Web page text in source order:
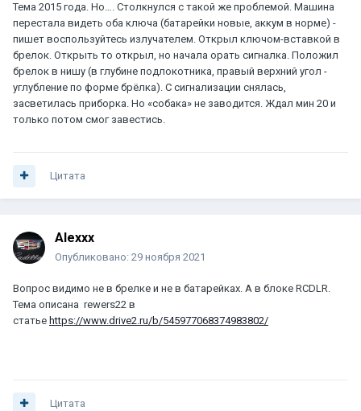
Тема 2015 года. Но…. Столкнулся с такой же проблемой. Машина
перестала видеть оба ключа (батарейки новые, аккум в норме) -
пишет воспользуйтесь излучателем. Открыл ключом-вставкой в
брелок. Открыть то открыл, но начала орать сигналка. Положил
брелок в нишу (в глубине подлокотника, правый верхний угол -
углубление по форме брёлка). С сигнализации снялась,
засветилась приборка. Но «собака» не заводится. Ждал мин 20 и
только потом смог завестись.
Цитата
Alexxx
Опубликовано: 29 ноября 2021
Вопрос видимо не в брелке и не в батарейках. А в блоке RCDLR.
Тема описана rewers22 в
статье https://www.drive2.ru/b/545977068374983802/
Цитата